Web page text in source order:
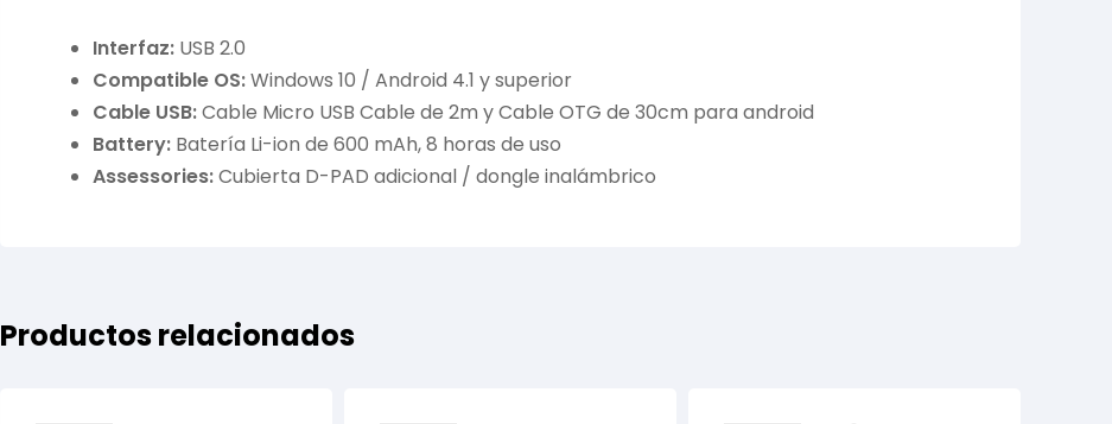
Interfaz: USB 2.0
Compatible OS:Windows 10 / Android 4.1 y superior
Cable USB:Cable Micro USB Cable de 2m y Cable OTG de 30cm para android
Battery: Batería Li-ion de 600 mAh, 8 horas de uso
Assessories:Cubierta D-PAD adicional / dongle inalámbrico
Productos relacionados